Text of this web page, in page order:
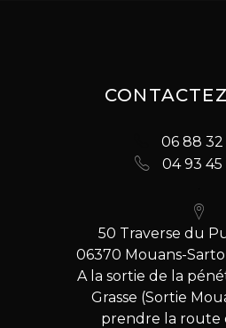
06 88 32
04 93 45
50 Traverse du
06370 Mouans-
A la sortie de la
Grasse (Sortie
prendre la route